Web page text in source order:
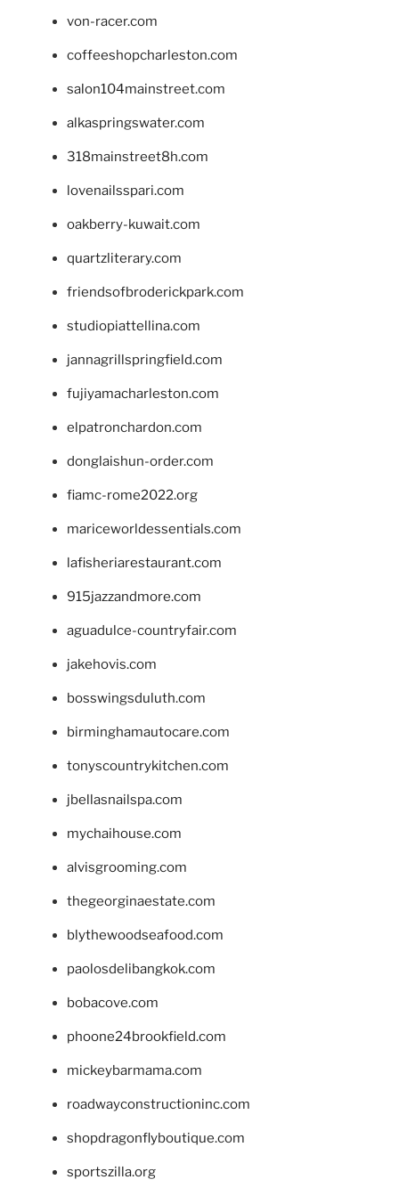
von-racer.com
coffeeshopcharleston.com
salon104mainstreet.com
alkaspringswater.com
318mainstreet8h.com
lovenailsspari.com
oakberry-kuwait.com
quartzliterary.com
friendsofbroderickpark.com
studiopiattellina.com
jannagrillspringfield.com
fujiyamacharleston.com
elpatronchardon.com
donglaishun-order.com
fiamc-rome2022.org
mariceworldessentials.com
lafisheriarestaurant.com
915jazzandmore.com
aguadulce-countryfair.com
jakehovis.com
bosswingsduluth.com
birminghamautocare.com
tonyscountrykitchen.com
jbellasnailspa.com
mychaihouse.com
alvisgrooming.com
thegeorginaestate.com
blythewoodseafood.com
paolosdelibangkok.com
bobacove.com
phoone24brookfield.com
mickeybarmama.com
roadwayconstructioninc.com
shopdragonflyboutique.com
sportszilla.org